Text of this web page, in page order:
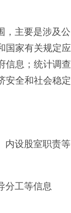
，主要是涉及
国家有关规定
信息；统计调
安全和社会稳
内设股室职责
分工等信息